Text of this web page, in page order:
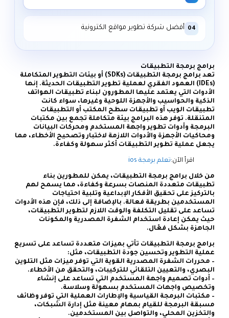
04 أفضل شركة تطوير مواقع الكترونية
برامج برمجة التطبيقات
تعد برامج برمجة التطبيقات (SDKs) أو بيئات التطوير المتكاملة
(IDEs) العمود الفقري لعملية تطوير التطبيقات الحديثة. إنها
الأدوات التي يعتمد عليها المطورون لبناء تطبيقات الهواتف
الذكية والحواسيب والأجهزة اللوحية وغيرها، سواء كانت
تطبيقات الويب أو تطبيقات سطح المكتب أو التطبيقات
المتنقلة. توفر هذه البرامج بيئة متكاملة تجمع بين مكتبات
البرمجة وأدوات تطوير واجهة المستخدم ومحركات البيانات
ومحاكيات الأجهزة والأدوات اللازمة لاختبار وتصحيح الأخطاء، مما
يجعل عملية تطوير التطبيقات أكثر سهولة وكفاءة.
اقرأ الآن:تعلم برمجة ios
من خلال برامج برمجة التطبيقات، يمكن للمطورين بناء
تطبيقات متعددة المنصات بسرعة وكفاءة، مما يسمح لهم
بالتركيز على تحقيق الأفكار الإبداعية وتلبية احتياجات
المستخدمين بطريقة فعالة. بالإضافة إلى ذلك، فإن هذه الأدوات
تساعد على تقليل التكلفة والوقت اللازم لتطوير التطبيقات،
حيث يمكن إعادة استخدام الشفرة المصدرية والمكونات
الجاهزة بشكل فعّال.
برامج برمجة التطبيقات تأتي بميزات متعددة تساعد على تسريع
عملية التطوير وتحسين جودة التطبيقات، مثل:
– محررات الشفرة المصدرية القوية التي توفر ميزات مثل التلوين
البصري، والتعيين التلقائي للتركيبات، والتحقق من الأخطاء.
– أدوات تصميم واجهة المستخدم التي تساعد على إنشاء
وتخصيص واجهات المستخدم بسهولة وسلاسة.
– مكتبات البرمجة القياسية والإطارات العملية التي توفر وظائف
مسبقة البرمجة للقيام بمهام معينة مثل إدارة الشبكات،
والتخزين المحلي، والتواصل بين المستخدمين.